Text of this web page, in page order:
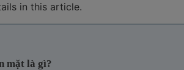
in this article.
mặt là gì?